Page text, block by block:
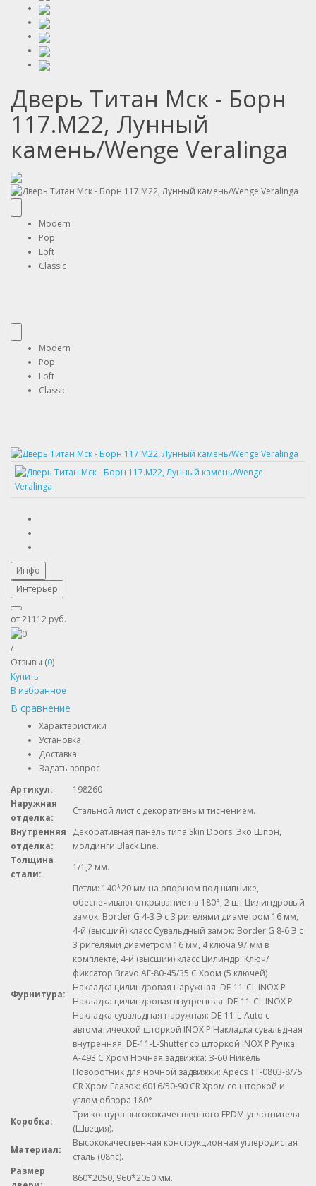
Дверь Титан Мск - Борн
117.М22, Лунный
камень/Wenge Veralinga
Modern
Pop
Loft
Classic
Modern
Pop
Loft
Classic
Инфо
Интерьер
от21112 руб.
/
Отзывы (0)
Купить
В избранное
В сравнение
Характеристики
Установка
Доставка
Задать вопрос
Артикул:
198260
Наружная
отделка:
Стальной лист с декоративным тиснением.
Внутренняя
отделка:
Декоративная панель типа Skin Doors. Эко Шпон,
молдинги Black Line.
Толщина
стали:
1/1,2 мм.
Фурнитура:
Петли: 140*20 мм на опорном подшипнике,
обеспечивают открывание на 180°, 2 шт Цилиндровый
замок: Border G 4-3 Э с 3 ригелями диаметром 16 мм,
4-й (высший) класс Сувальдный замок: Border G 8-6 Э с
3 ригелями диаметром 16 мм, 4 ключа 97 мм в
комплекте, 4-й (высший) класс Цилиндр: Ключ/
фиксатор Bravo AF-80-45/35 C Хром (5 ключей)
Накладка цилиндровая наружная: DE-11-CL INOX P
Накладка цилиндровая внутренняя: DE-11-CL INOX P
Накладка сувальдная наружная: DE-11-L-Auto с
автоматической шторкой INOX P Накладка сувальдная
внутренняя: DE-11-L-Shutter со шторкой INOX P Ручка:
A-493 C Хром Ночная задвижка: З-60 Никель
Поворотник для ночной задвижки: Apecs ТТ-0803-8/75
CR Хром Глазок: 6016/50-90 CR Хром со шторкой и
углом обзора 180°
Коробка:
Три контура высококачественного EPDM-уплотнителя
(Швеция).
Материал:
Высококачественная конструкционная углеродистая
сталь (08пс).
Размер
860*2050, 960*2050 мм.